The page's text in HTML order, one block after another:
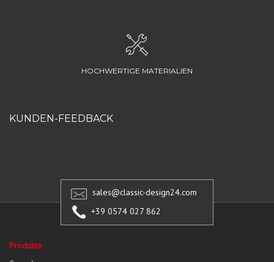
HOCHWERTIGE MATERIALIEN
KUNDEN-FEEDBACK
sales@classic-design24.com
+39 0574 027 862
Produkte